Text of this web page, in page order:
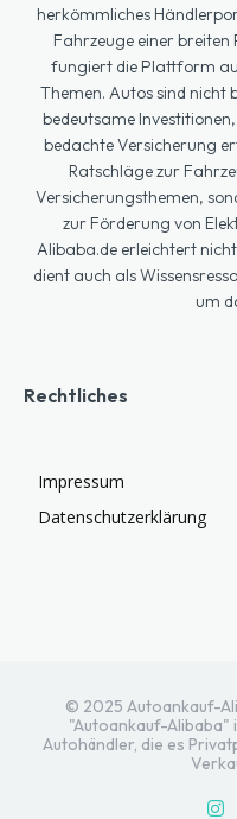
herkömmliches
Fahrzeuge einer breiten
fungiert die Plattform
Themen. Autos sind nicht
bedeutsame
bedachte Versicherung
Ratschläge zur
Versicherungsthemen,
zur Förderung von
Alibaba.de erleichtert
dient auch als
um
Rechtliches
Impressum
Datenschutzerklärung
© 2025 Autoankauf-
"Autoankauf-
Autohändler, die es